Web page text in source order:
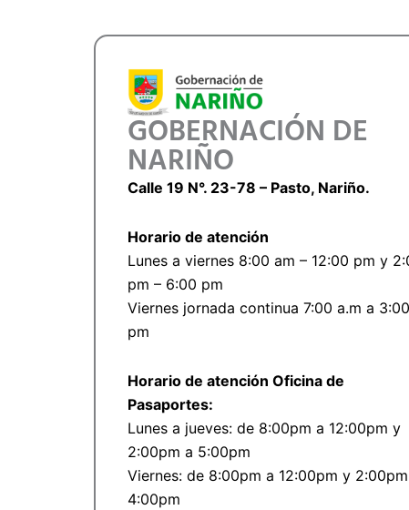
GOBERNACIÓN DE
NARIÑO
Calle 19 N°. 23-78 – Pasto, Nariño.
Horario de atención
Lunes a viernes 8:00 am – 12:00 pm y
pm – 6:00 pm
Viernes jornada continua 7:00 a.m a 3:00
pm
Horario de atención Oficina de
Pasaportes:
Lunes a jueves: de 8:00pm a 12:00pm y
2:00pm a 5:00pm
Viernes: de 8:00pm a 12:00pm y
4:00pm